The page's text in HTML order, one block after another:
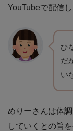
YouTubeで配信し
ひ
だ
い
めりーさんは体
していくとの旨